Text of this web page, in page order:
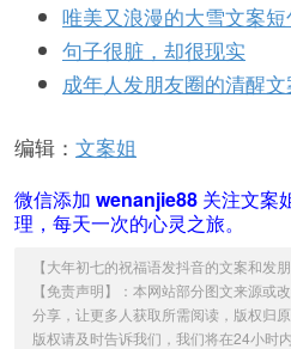
唯美又浪漫的大雪文案
句子很脏，却很现实
成年人发朋友圈的清醒
编辑： 文案姐
微信添加 wenanjie88 关注文案
理，每天一次的心灵之旅。
【大年初七的祝福语发抖音的文案和发
【免责声明】：本网站部分图文来源或
分享，让更多人获取所需阅读，版权归
版权请及时告诉我们，我们将在24小时